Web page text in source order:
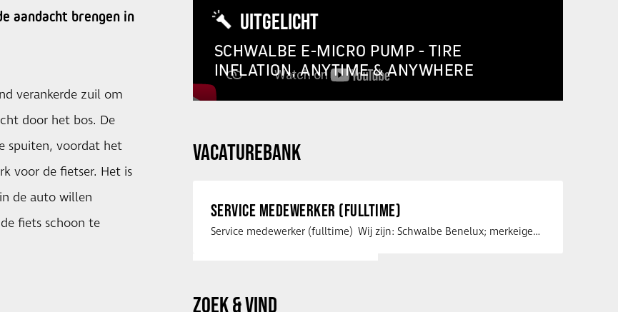
aandacht brengen in
verankerde zuil om
door het bos. De
spuiten, voordat het
voor de fietser. Het is
de auto willen
fiets schoon te
UITGELICHT
SCHWALBE E-MICRO PUMP - TIRE
INFLATION, ANYTIME & ANYWHERE
VACATUREBANK
SERVICE MEDEWERKER (FULLTIME)
Service medewerker (fulltime) Wij zijn: Schwalbe Benelux; merkeigenaar, …
ZOEK & VIND